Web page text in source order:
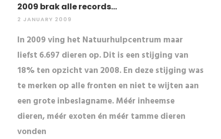
2009 brak alle records...
2 JANUARY 2009
In 2009 ving het Natuurhulpcentrum maar
liefst 6.697 dieren op. Dit is een stijging van
18% ten opzicht van 2008. En deze stijging was
te merken op alle fronten en niet te wijten aan
een grote inbeslagname. Méér inheemse
dieren, méér exoten én méér tamme dieren
vonden